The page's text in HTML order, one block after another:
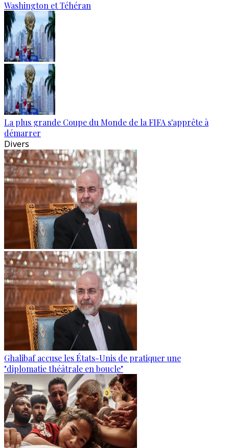
Washington et Téhéran
La plus grande Coupe du Monde de la FIFA s'apprête à
démarrer
Divers
Ghalibaf accuse les États-Unis de pratiquer une
"diplomatie théâtrale en boucle"